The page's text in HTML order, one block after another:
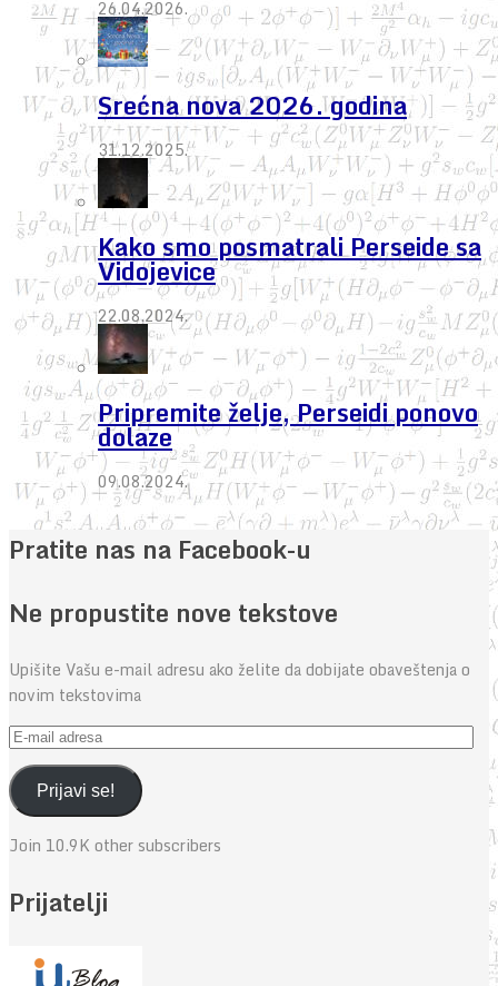
26.04.2026.
Srećna nova 2026. godina
31.12.2025.
Kako smo posmatrali Perseide sa
Vidojevice
22.08.2024.
Pripremite želje, Perseidi ponovo
dolaze
09.08.2024.
Pratite nas na Facebook-u
Ne propustite nove tekstove
Upišite Vašu e-mail adresu ako želite da dobijate obaveštenja o
novim tekstovima
E-
mail
adresaPrijavi se!
Join 10.9K other subscribers
Prijatelji